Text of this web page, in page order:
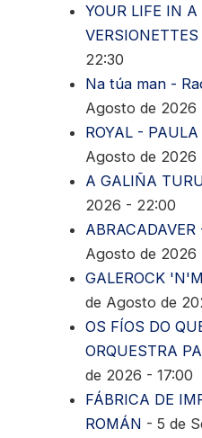
YOUR LIFE IN
VERSIONETTES
22:30
Na túa man -
Agosto de 2026
ROYAL -
Agosto de 2026
A GALIÑA
2026 - 22:00
Agosto de 2026
GALEROCK
de Agosto de
OS FÍOS DO
ORQUESTRA
de 2026 - 17:00
FÁBRICA DE
ROMÁN - 5 de